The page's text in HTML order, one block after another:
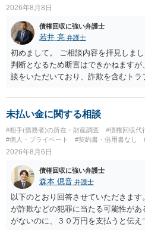
2026年8月8日
債権回収に強い弁護士
若井 亮 弁護士
初めまして。 ご相談内容を拝見しま
判断となるため断言はできかねます
談をいただいており、詐欺を含むト
ります。 お金を渡した方法が現金手
であるならば、相手方の身元を特定
ずれにせよ、まずは速やかに最寄り
お勧めします。
未払い金に関する相談
#相手(債務者)の所在・財産調査 #債権回収代
#個人・プライベート
#契約書・借用書なし
2026年8月6日
債権回収に強い弁護士
森本 偲音 弁護士
以下のとおり回答させていただきま
が詐欺などの犯罪に当たる可能性が
がないのに、３０万円を支払うと伝